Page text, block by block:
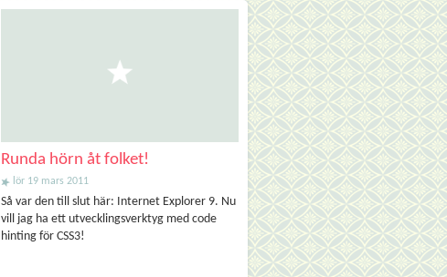
Runda hörn åt folket!
lör 19 mars 2011
Så var den till slut här: Internet Explorer 9. Nu
vill jag ha ett utvecklingsverktyg med code
hinting för CSS3!